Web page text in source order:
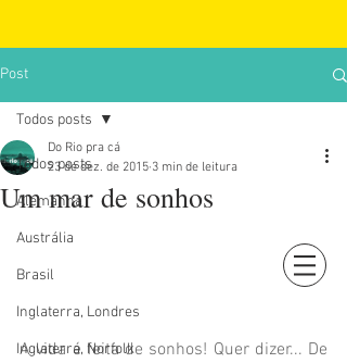
Post
Todos posts
Alemanha
Austrália
Brasil
Inglaterra, Londres
Inglaterra, Norfolk
Todos posts
Um mar de sonhos
Do Rio pra cá
23 de dez. de 2015 3 min de leitura
A vida é feita de sonhos! Quer dizer... De